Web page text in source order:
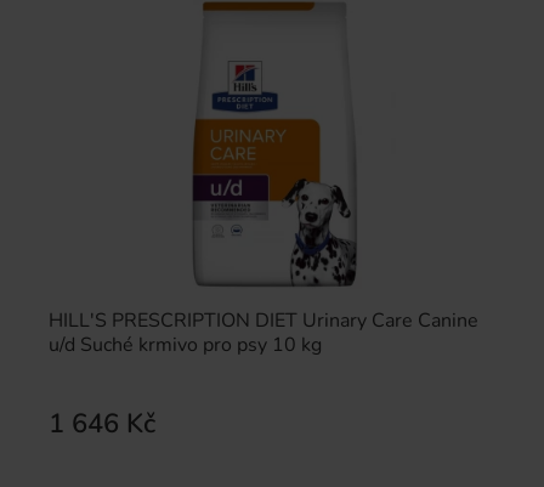
HILL'S PRESCRIPTION DIET Urinary Care Canine
u/d Suché krmivo pro psy 10 kg
1 646 Kč